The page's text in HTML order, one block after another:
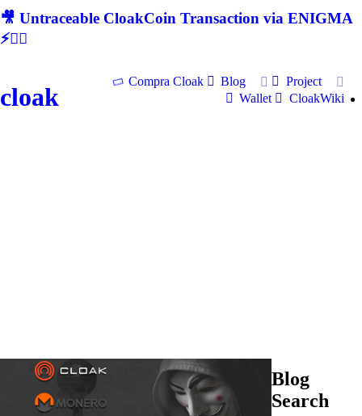
🎥 Untraceable CloakCoin Transaction via ENIGMA
⚡🕵‍♂
cloak
Compra Cloak Blog
Project
Wallet
CloakWiki
Blog
Search